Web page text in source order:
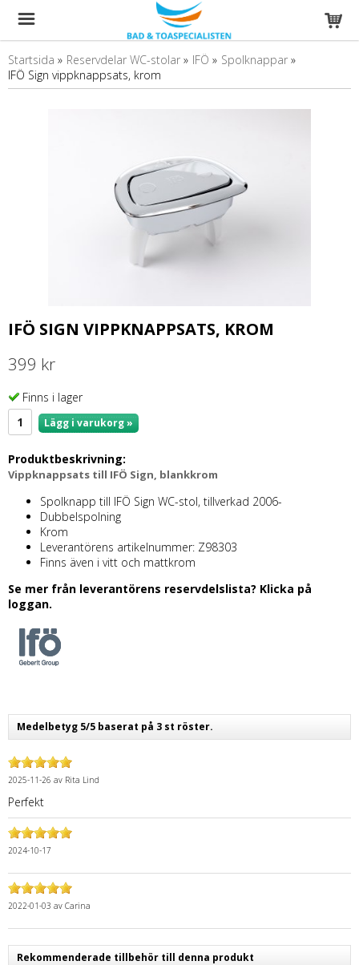
Startsida » Reservdelar WC-stolar » IFÖ » Spolknappar »
IFÖ Sign vippknappsats, krom
IFÖ SIGN VIPPKNAPPSATS, KROM
399 kr
Finns i lager
Lägg i varukorg »
Produktbeskrivning:
Vippknappsats till IFÖ Sign, blankkrom
Spolknapp till IFÖ Sign WC-stol, tillverkad 2006-
Dubbelspolning
Krom
Leverantörens artikelnummer: Z98303
Finns även i vitt och mattkrom
Se mer från leverantörens reservdelslista? Klicka på
loggan.
Medelbetyg 5/5 baserat på 3 st röster.
2025-11-26 av Rita Lind
Perfekt
2024-10-17
2022-01-03 av Carina
Rekommenderade tillbehör till denna produkt